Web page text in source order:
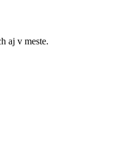
aj v meste.